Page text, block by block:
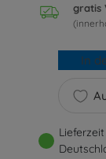
gratis
In